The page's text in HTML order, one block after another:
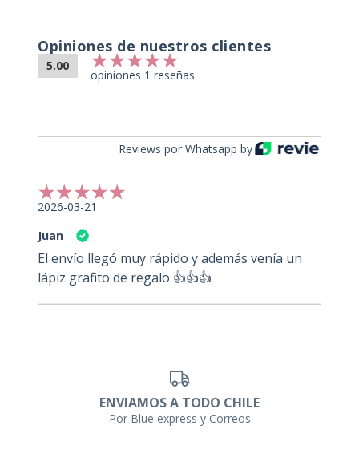
Opiniones de nuestros clientes
5.00
opiniones 1 reseñas
Reviews por Whatsapp by
2026-03-21
Juan
El envío llegó muy rápido y además venía un
lápiz grafito de regalo 👍👍👍
ENVIAMOS A TODO CHILE
Por Blue express y Correos